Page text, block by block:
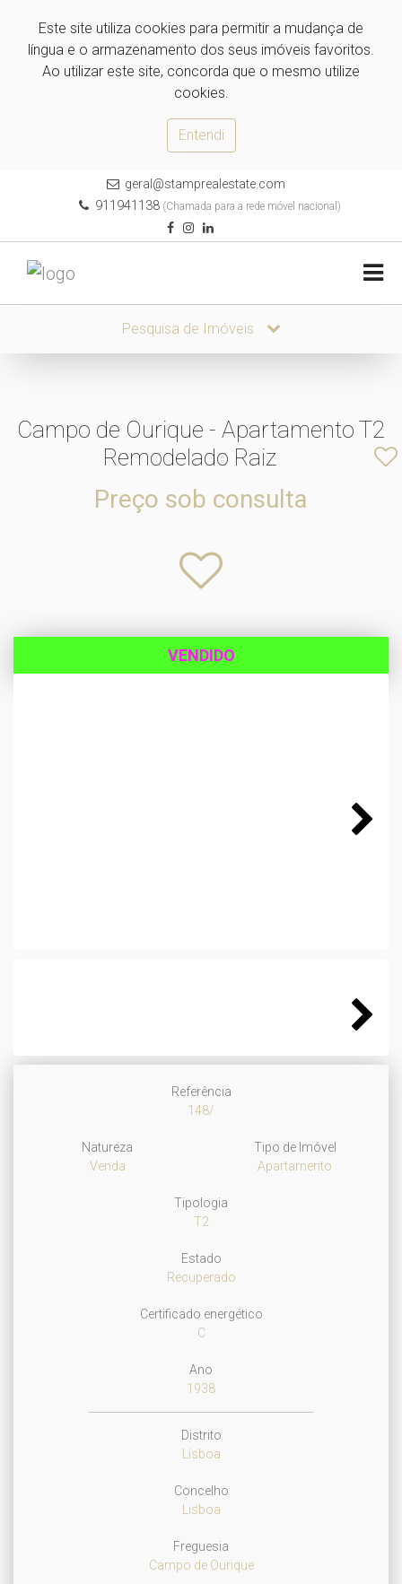
Este site utiliza cookies para permitir a mudança de
língua e o armazenamento dos seus imóveis favoritos.
Ao utilizar este site, concorda que o mesmo utilize
cookies.
Entendi
geral@stamprealestate.com
911941138 (Chamada para a rede móvel nacional)
Pesquisa de Imóveis
Campo de Ourique - Apartamento T2
Remodelado Raiz
Preço sob consulta
VENDIDO
Referência
148/
Natureza
Venda
Tipo de Imóvel
Apartamento
Tipologia
T2
Estado
Recuperado
Certificado energético
C
Ano
1938
Distrito
Lisboa
Concelho
Lisboa
Freguesia
Campo de Ourique